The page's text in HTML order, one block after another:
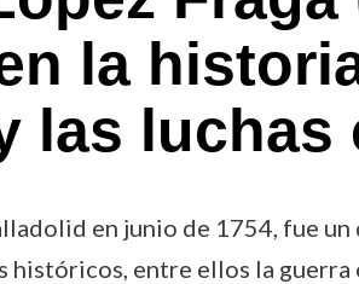
la
las luchas
en junio de 1754, fue
históricos, entre ellos la